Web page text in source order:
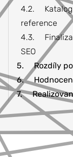
4.2.
reference
4.3.
SEO
5.
Rozdíly
6.
7.